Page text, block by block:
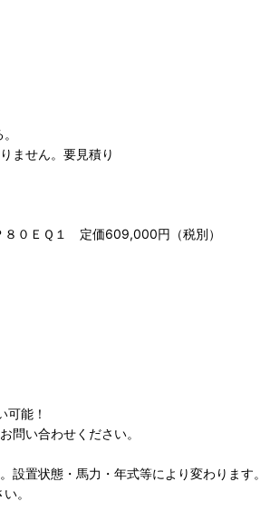
ません。要見積り
０ＥＱ１ 定価609,000円（税別）
可能！
問い合わせください。
設置状態・馬力・年式等により変わります。
。